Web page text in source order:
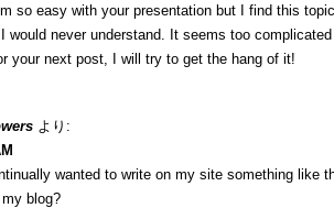
so easy with your presentation but I find this
would never understand. It seems too
your next post, I will try to get the hang of it!
より:
wanted to write on my site something like
blog?